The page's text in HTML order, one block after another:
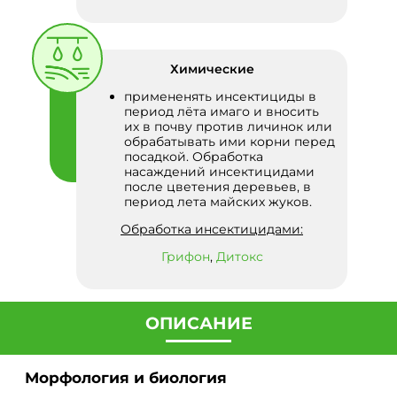
Химические
примененять инсектициды в
период лёта имаго и вносить
их в почву против личинок или
обрабатывать ими корни перед
посадкой. Обработка
насаждений инсектицидами
после цветения деревьев, в
период лета майских жуков.
Обработка инсектицидами:
Грифон, Дитокс
ОПИСАНИЕ
Морфология и биология